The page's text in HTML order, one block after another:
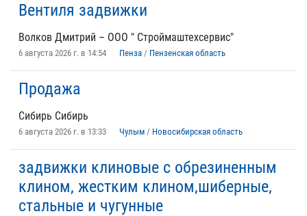
Вентиля задвижки
Волков Дмитрий – ООО " Строймаштехсервис"
6 августа 2026 г. в 14:54 Пенза / Пензенская область
Продажа
Сибирь Сибирь
6 августа 2026 г. в 13:33 Чулым / Новосибирская область
задвижки клиновые с обрезиненным
клином, жестким клином,шиберные,
стальные и чугунные